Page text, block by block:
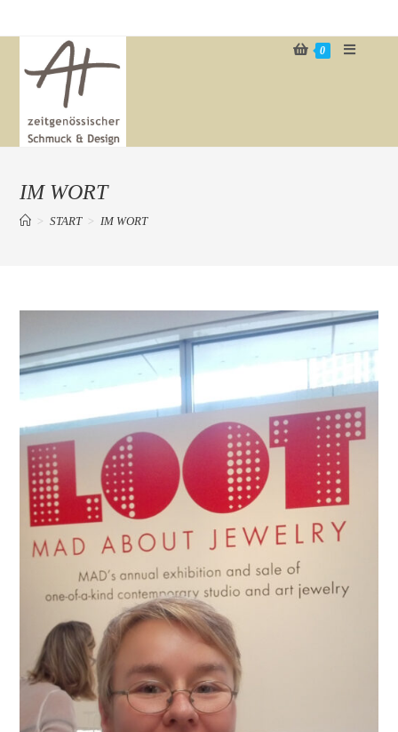
0
IM WORT
> START > IM WORT